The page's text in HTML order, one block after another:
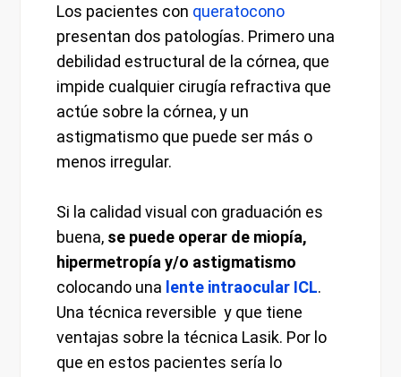
Los pacientes con queratocono
presentan dos patologías. Primero una
debilidad estructural de la córnea, que
impide cualquier cirugía refractiva que
actúe sobre la córnea, y un
astigmatismo que puede ser más o
menos irregular.
Si la calidad visual con graduación es
buena, se puede operar de miopía,
hipermetropía y/o astigmatismo
colocando una lente intraocular ICL.
Una técnica reversible y que tiene
ventajas sobre la técnica Lasik. Por lo
que en estos pacientes sería lo